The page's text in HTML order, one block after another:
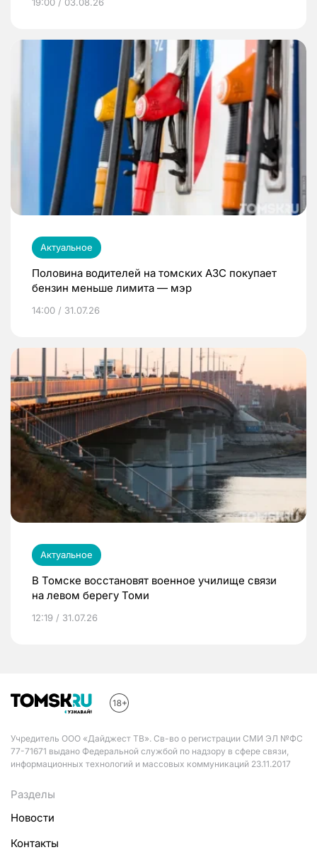
Актуальное
Половина водителей на томских АЗС покупает
бензин меньше лимита — мэр
14:00 / 31.07.26
Актуальное
В Томске восстановят военное училище связи
на левом берегу Томи
12:19 / 31.07.26
Учредитель ООО «Дайджест ТВ». Св-во о регистрации СМИ ЭЛ №ФС
77-71671 выдано Федеральной службой по надзору в сфере связи,
информационных технологий и массовых коммуникаций 23.11.2017
Разделы
Новости
Контакты